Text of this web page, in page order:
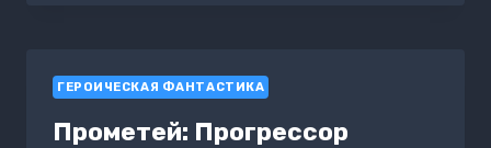
ГЕРОИЧЕСКАЯ ФАНТАСТИКА
Прометей: Прогрессор